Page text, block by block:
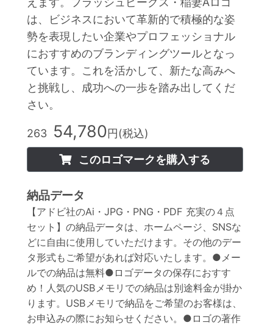
は、ビジネスにおいて革新的で積極的な姿
勢を表現したい企業やプロフェッショナル
におすすめのブランディングツールとなっ
ています。これを活かして、新たな高みへ
と挑戦し、成功への一歩を踏み出してくだ
さい。
263 54,780円(税込)
このロゴマークを購入する
納品データ
【アドビ社のAi・JPG・PNG・PDF 充実の４点
セット】の納品データは、ホームページ、SNSな
どに自由に使用していただけます。その他のデー
タ形式もご希望があれば対応いたします。●メー
ルでの納品は無料●ロゴデータの保存におすす
め！人気のUSBメモリでの納品は別途料金が掛か
ります。USBメモリで納品をご希望のお客様は、
お申込みの際にお知らせください。●ロゴの著作